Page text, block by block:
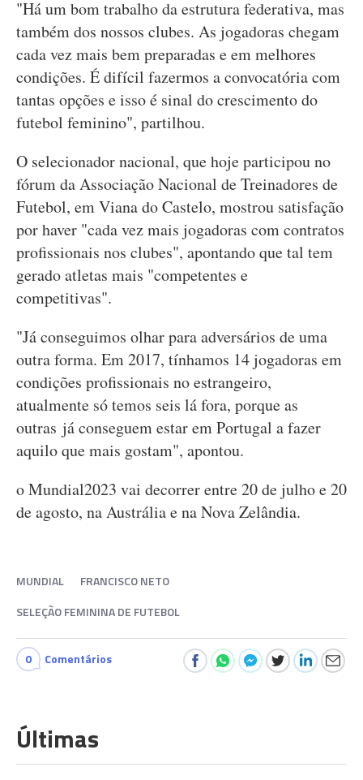
"Há um bom trabalho da estrutura federativa, mas
também dos nossos clubes. As jogadoras chegam
cada vez mais bem preparadas e em melhores
condições. É difícil fazermos a convocatória com
tantas opções e isso é sinal do crescimento do
futebol feminino", partilhou.
O selecionador nacional, que hoje participou no
fórum da Associação Nacional de Treinadores de
Futebol, em Viana do Castelo, mostrou satisfação
por haver "cada vez mais jogadoras com contratos
profissionais nos clubes", apontando que tal tem
gerado atletas mais "competentes e
competitivas".
"Já conseguimos olhar para adversários de uma
outra forma. Em 2017, tínhamos 14 jogadoras em
condições profissionais no estrangeiro,
atualmente só temos seis lá fora, porque as
outras já conseguem estar em Portugal a fazer
aquilo que mais gostam", apontou.
o Mundial2023 vai decorrer entre 20 de julho e 20
de agosto, na Austrália e na Nova Zelândia.
MUNDIAL
FRANCISCO NETO
SELEÇÃO FEMININA DE FUTEBOL
0 Comentários
Últimas